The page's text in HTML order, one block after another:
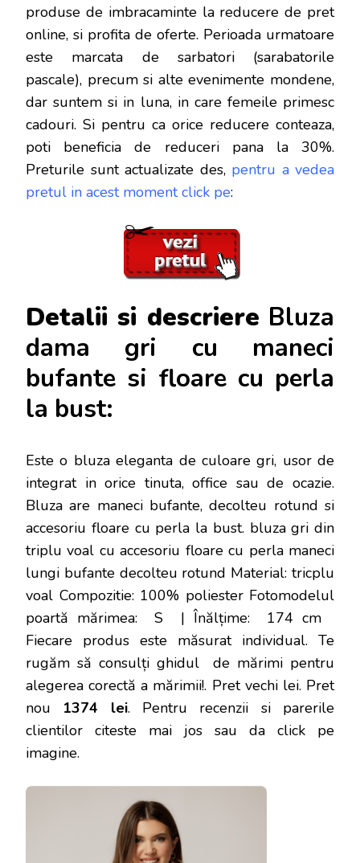
produse de imbracaminte la reducere de pret
online, si profita de oferte. Perioada urmatoare
este marcata de sarbatori (sarabatorile
pascale), precum si alte evenimente mondene,
dar suntem si in luna, in care femeile primesc
cadouri. Si pentru ca orice reducere conteaza,
poti beneficia de reduceri pana la 30%.
Preturile sunt actualizate des, pentru a vedea
pretul in acest moment click pe:
Detalii si descriere Bluza
dama gri cu maneci
bufante si floare cu perla
la bust:
Este o bluza eleganta de culoare gri, usor de
integrat in orice tinuta, office sau de ocazie.
Bluza are maneci bufante, decolteu rotund si
accesoriu floare cu perla la bust. bluza gri din
triplu voal cu accesoriu floare cu perla maneci
lungi bufante decolteu rotund Material: tricplu
voal Compozitie: 100% poliester Fotomodelul
poartă mărimea: S | Înălțime: 174 cm
Fiecare produs este măsurat individual. Te
rugăm să consulți ghidul de mărimi pentru
alegerea corectă a mărimii!. Pret vechi lei. Pret
nou 1374 lei. Pentru recenzii si parerile
clientilor citeste mai jos sau da click pe
imagine.